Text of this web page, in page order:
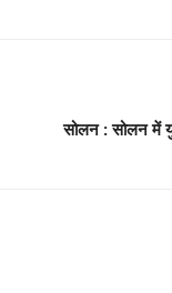
सोलन : सोलन में